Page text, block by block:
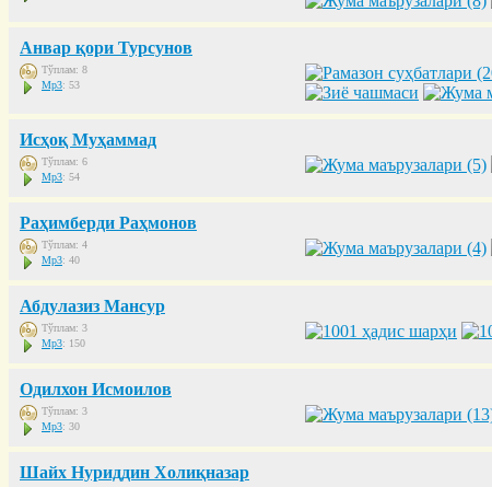
Анвар қори Турсунов
Тўплам: 8
Mp3: 53
Исҳоқ Муҳаммад
Тўплам: 6
Mp3: 54
Раҳимберди Раҳмонов
Тўплам: 4
Mp3: 40
Абдулазиз Мансур
Тўплам: 3
Mp3: 150
Одилхон Исмоилов
Тўплам: 3
Mp3: 30
Шайх Нуриддин Холиқназар